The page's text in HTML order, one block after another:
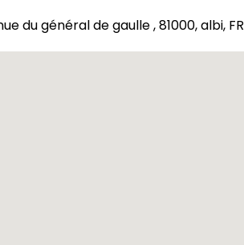
du général de gaulle , 81000, albi, FR